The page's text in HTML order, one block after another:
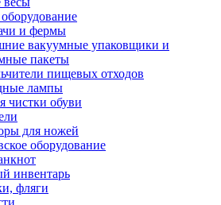
и фермы
вакуумные упаковщики и
пакеты
пищевых отходов
лампы
обуви
для ножей
оборудование
инвентарь
фляги